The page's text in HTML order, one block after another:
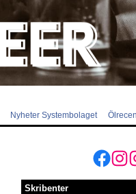
Nyheter Systembolaget
Skribenter